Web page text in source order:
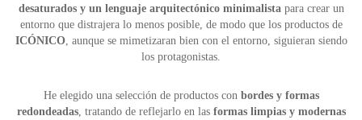
desaturados y un lenguaje arquitectónico minimalistapara crear un
entorno que distrajera lo menos posible, de modo que los productos de
ICÓNICO, aunque se mimetizaran bien con el entorno, siguieran siendo
los protagonistas.
He elegido una selección de productos con bordes y formas
redondeadas, tratando de reflejarlo en las formas limpias y modernas